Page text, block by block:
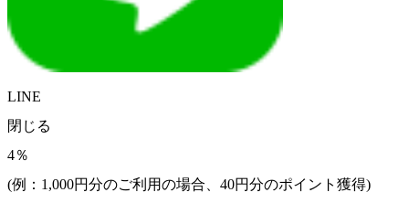
LINE
閉じる
4％
(例：1,000円分のご利用の場合、 40円分のポイント獲得)